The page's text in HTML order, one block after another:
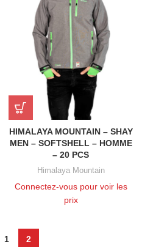
HIMALAYA MOUNTAIN – SHAY
MEN – SOFTSHELL – HOMME
– 20 PCS
Himalaya Mountain
Connectez-vous pour voir les
prix
1 2